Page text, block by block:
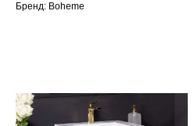
Бренд: Boheme